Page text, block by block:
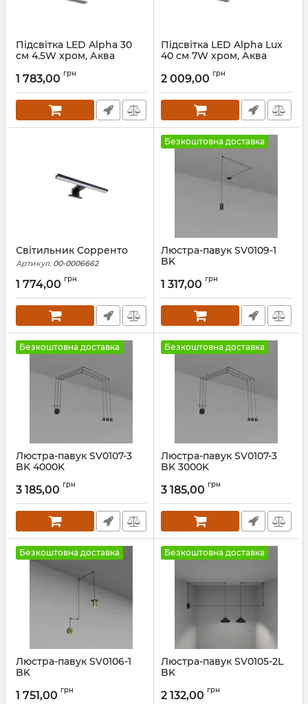
Підсвітка LED Alpha 30
см 4.5W хром, Аква
Артикул:АР000039887
1 783,00 грн
Підсвітка LED Alpha Lux
40 см 7W хром, Аква
Артикул:АР000039885
2 009,00 грн
Світильник Сорренто
Артикул:00-0006662
1 774,00 грн
Безкоштовна доставка
Люстра-павук SV0109-1
BK
1 317,00 грн
Безкоштовна доставка
Люстра-павук SV0107-3
BK 4000K
3 185,00 грн
Безкоштовна доставка
Люстра-павук SV0107-3
BK 3000K
3 185,00 грн
Безкоштовна доставка
Люстра-павук SV0106-1
BK
1 751,00 грн
Безкоштовна доставка
Люстра-павук SV0105-2L
BK
2 132,00 грн